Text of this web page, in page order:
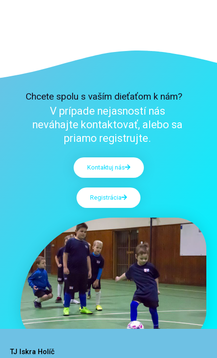
Chcete spolu s vaším dieťaťom k nám?
V prípade nejasností nás
neváhajte kontaktovať, alebo sa
priamo registrujte.
Kontaktuj nás
Registrácia
TJ Iskra Holíč